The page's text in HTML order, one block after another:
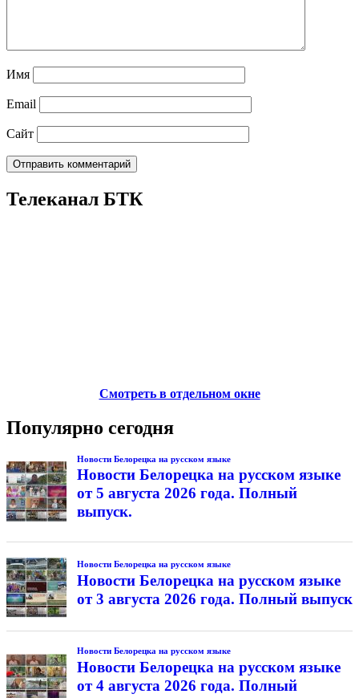
Имя
Email
Сайт
Телеканал БТК
Смотреть в отдельном окне
Популярно сегодня
Новости Белорецка на русском языке
Новости Белорецка на русском языке
от 5 августа 2026 года. Полный
выпуск.
Новости Белорецка на русском языке
Новости Белорецка на русском языке
от 3 августа 2026 года. Полный выпуск
Новости Белорецка на русском языке
Новости Белорецка на русском языке
от 4 августа 2026 года. Полный